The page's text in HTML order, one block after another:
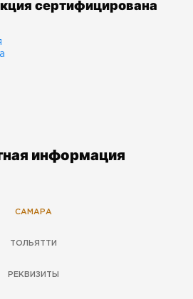
сертифицирована
информация
САМАРА
ТОЛЬЯТТИ
РЕКВИЗИТЫ